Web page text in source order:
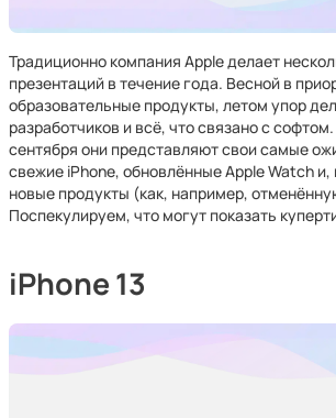
Традиционно компания Apple делает
презентаций в течение года. Весной в
образовательные продукты, летом упор
разработчиков и всё, что связано с
сентября они представляют свои самые
свежие iPhone, обновлённые Apple Watch
новые продукты (как, например,
Поспекулируем, что могут показать
iPhone 13